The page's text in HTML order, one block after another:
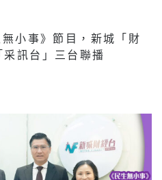
小事》節目，新城「財
訊台」三台聯播